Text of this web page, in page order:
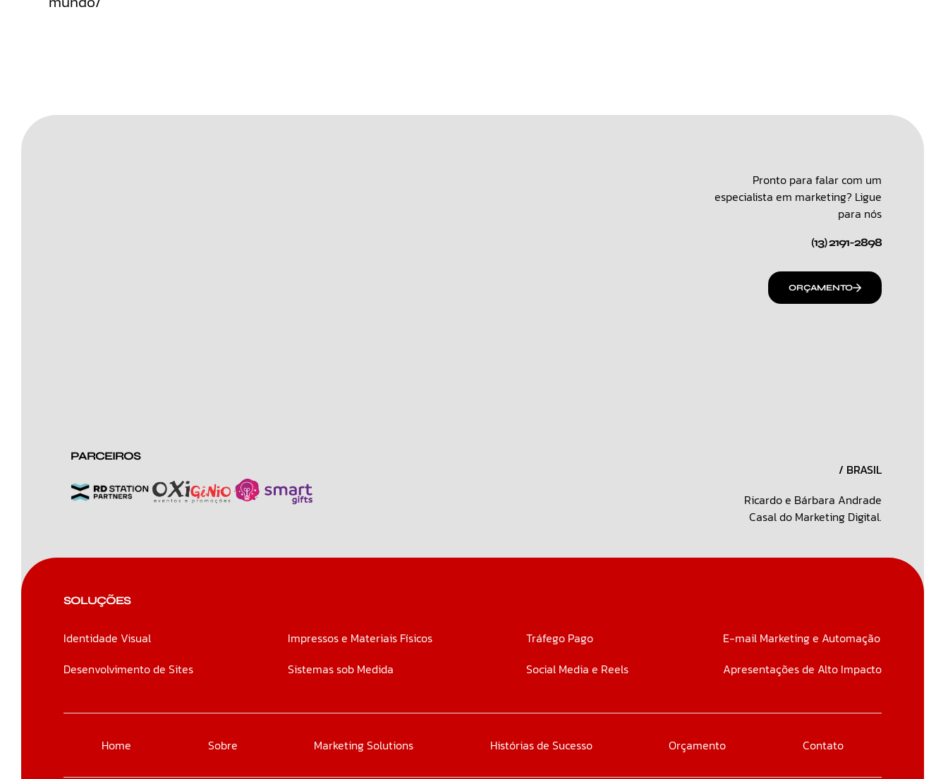
Pronto para falar com um
especialista em marketing? Ligue
para nós
(13) 2191-2898
ORÇAMENTO
PARCEIROS
/ BRASIL
Ricardo e Bárbara Andrade
Casal do Marketing Digital.
SOLUÇÕES
Identidade Visual
Desenvolvimento de Sites
Impressos e Materiais Físicos
Sistemas sob Medida
Tráfego Pago
Social Media e Reels
E-mail Marketing e Automação
Apresentações de Alto Impacto
Home Sobre Marketing Solutions Histórias de Sucesso Orçamento Contato